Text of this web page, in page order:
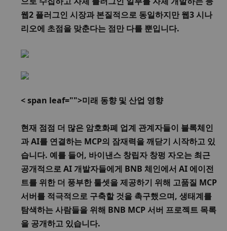
웹2 플러그인 시장과 본질적으로 동일하지만 웹3 시나
리오에 초점을 맞춘다는 점만 다를 뿐입니다.
< span leaf="">미래 동향 및 산업 영향
현재 점점 더 많은 암호화폐 업계 관계자들이 블록체인
과 AI를 연결하는 MCP의 잠재력을 깨닫기 시작하고 있
습니다. 예를 들어, 바이낸스 창립자 창펑 자오는 최근
공개적으로 AI 개발자들에게 BNB 체인에서 AI 에이전
트를 위한 더 풍부한 툴셋을 제공하기 위해 고품질 MCP
서버를 적극적으로 구축할 것을 촉구했으며, 생태계를
탐색하는 사람들을 위해 BNB MCP 서버 프로젝트 목록
을 공개하고 있습니다.